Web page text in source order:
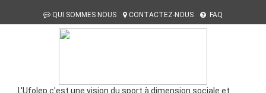
QUI SOMMES NOUS CONTACTEZ-NOUS FAQ
L'Ufolep c'est une vision du sport à dimension sociale et